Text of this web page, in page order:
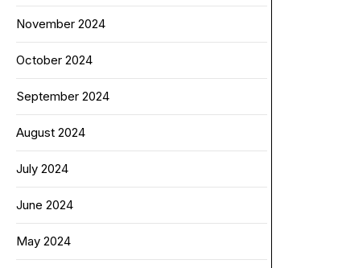
November 2024
October 2024
September 2024
August 2024
July 2024
June 2024
May 2024